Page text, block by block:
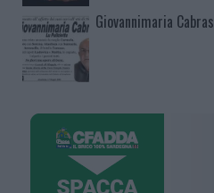
Giovannimaria Cabras